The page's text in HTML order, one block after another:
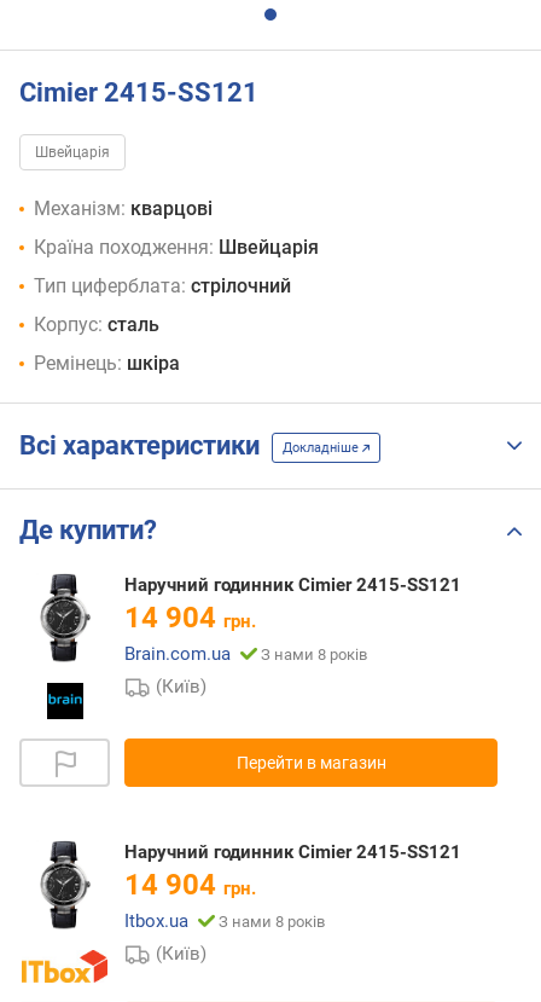
Cimier 2415-SS121
Швейцарія
Механізм: кварцові
Країна походження: Швейцарія
Тип циферблата: стрілочний
Корпус: сталь
Ремінець: шкіра
Всі характеристики Докладніше
Де купити?
Наручний годинник Cimier 2415-SS121
14 904 грн.
Brain.com.ua
З нами 8 років
(Київ)
Перейти в магазин
Наручний годинник Cimier 2415-SS121
14 904 грн.
Itbox.ua
З нами 8 років
(Київ)